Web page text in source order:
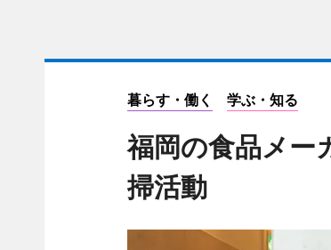
暮らす・働く 学ぶ・知る
福岡の食品メー
掃活動